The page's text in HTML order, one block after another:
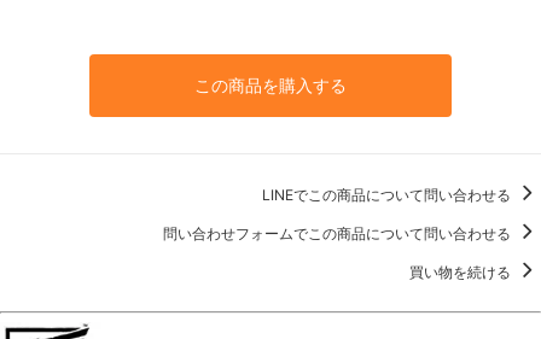
この商品を購入する
LINEでこの商品について問い合わせる
問い合わせフォームでこの商品について問い合わせる
買い物を続ける